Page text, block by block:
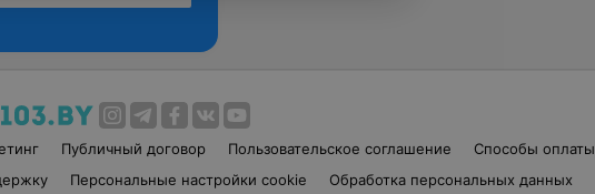
Публичный договор Пользовательское соглашение Способы оплаты
Персональные настройки cookie Обработка персональных данных